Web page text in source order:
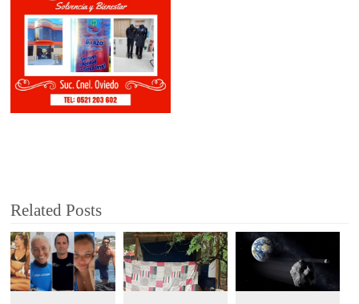
Related Posts